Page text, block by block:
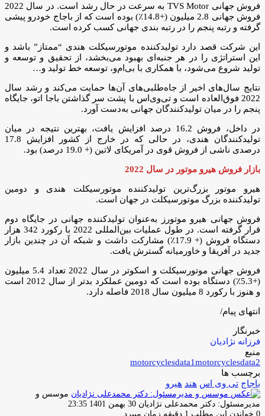
فروش جهانی TVS Motor به سرعت در حال رشد است. در سال 2022
فروش جهانی 2.8 میلیون (+14.8٪) بوده است که از باجاج خودرو پیشی
گرفته و رتبه پنجم را در رتبه بندی جهانی کسب کرده است.
این شرکت قصد دارد تولیدکننده موتورسیکلت هندی “ممتاز” باشد و
این استراتژی را در هر جنبه‌ای بهبود می‌بخشد، از تحقیق و توسعه و
تولید شروع می‌شود، با همکاری با بی‌ام‌و، توسعه خط تولید و…
نتایج سال‌های اخیر از جاه‌طلبی‌های آن‌ها حمایت می‌کند و رشد سال
2022 فوق‌العاده است و تی‌وی‌اس با پشت سر گذاشتن باجا اتو، جایگاه
پنجم را در میان تولیدکنندگان جهانی به‌دست آورد.
در داخل، فروش 16.2 درصد افزایش یافت، بهترین نتیجه در میان
تولیدکنندگان هندی، در حالی که در خارج از کشور افزایش 17.8
درصدی ناشی از فروش قوی در آمریکای لاتین (+ 19.0 درصد) بود.
بازار فروش هیرو موتور در سال 2022
هیرو موتور بزرگ‌ترین تولیدکننده موتورسیکلت هندی و دومین
تولیدکننده بزرگ موتورسیکلت در جهان است.
فروش جهانی هیرو موتورز به‌عنوان تولیدکننده جهانی در جایگاه دوم
قرار گرفته است. در طول عملیات بین‌المللی 2022 با رکورد 342 هزار
دستگاه فروش (+ 17.9٪) مشارکت داشت و شبکه آن در چندین بازار
جدید در آفریقا و خاورمیانه گسترش یافت.
فروش جهانی موتورسیکلت و اسکوتر در سال 2022 تعداد 5.4 میلیون
(+5.3٪) دستگاه بوده است که دومین عملکرد بدتر از سال 2012 است
و هنوز با رکورد 8 میلیون سال 2018 فاصله دارد.
انتهای پیام/
خبرنگار
فرزانه نژادیان
منبع
motorcyclesdata1motorcyclesdata2
برچسب ها
باجاج تی وی اس هند هیرو
موسس و
مدیرمسئول: دکتر محمدعلی نژادیان ارسال
ایمیل
30 بهمن 1401 23:35
0 خواندن این مطلب 1 دقیقه زمان میبرد